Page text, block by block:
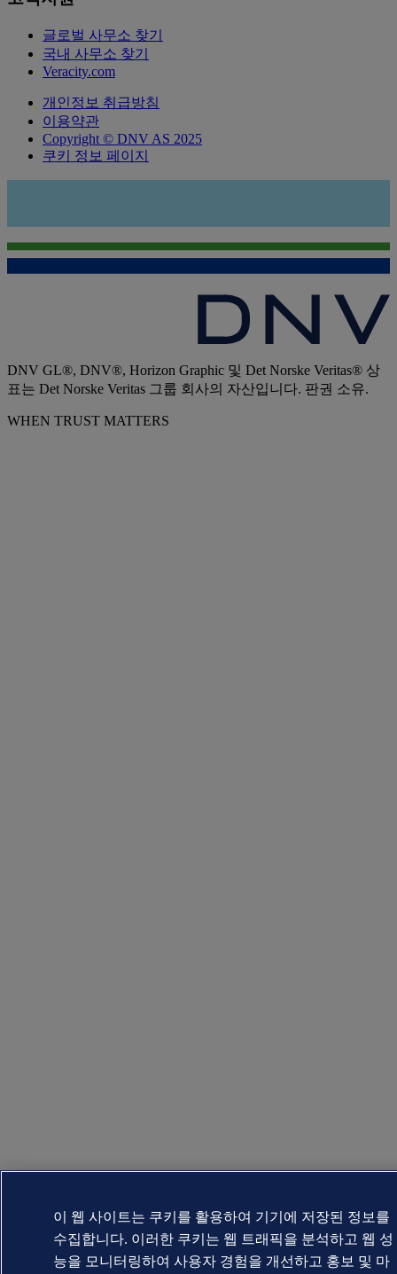
글로벌 사무소 찾기
국내 사무소 찾기
Veracity.com
개인정보 취급방침
이용약관
Copyright © DNV AS 2025
쿠키 정보 페이지
DNV GL®, DNV®, Horizon Graphic 및 Det Norske Veritas® 상
표는 Det Norske Veritas 그룹 회사의 자산입니다. 판권 소유.
WHEN TRUST MATTERS
이 웹 사이트는 쿠키를 활용하여 기기에 저장된 정보를
수집합니다. 이러한 쿠키는 웹 트래픽을 분석하고 웹 성
능을 모니터링하여 사용자 경험을 개선하고 홍보 및 마